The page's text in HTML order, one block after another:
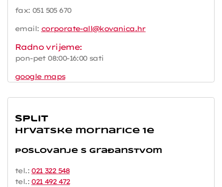
fax: 051 505 670
email: corporate-all@kovanica.hr
Radno vrijeme:
pon-pet 08:00-16:00 sati
google maps
Split
Hrvatske mornarice 1e
Poslovanje s građanstvom
tel.: 021 322 548
tel.: 021 492 472